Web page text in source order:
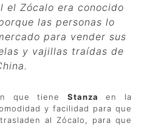
el Zócalo era conocido
las personas lo
para vender sus
y vajillas traídas de
que tiene Stanza
en la
y facilidad para que
al Zócalo, para que